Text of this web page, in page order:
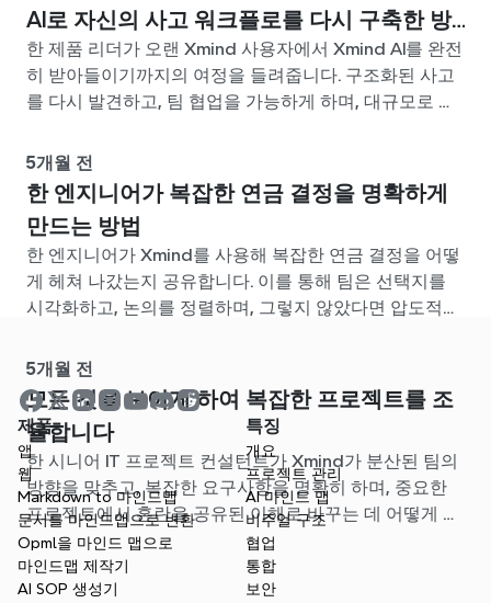
AI로 자신의 사고 워크플로를 다시 구축한 방
법
한 제품 리더가 오랜 Xmind 사용자에서 Xmind AI를 완전
히 받아들이기까지의 여정을 들려줍니다. 구조화된 사고
를 다시 발견하고, 팀 협업을 가능하게 하며, 대규모로 아
과정입니다.
5개월 전
한 엔지니어가 복잡한 연금 결정을 명확하게
만드는 방법
한 엔지니어가 Xmind를 사용해 복잡한 연금 결정을 어떻
게 헤쳐 나갔는지 공유합니다. 이를 통해 팀은 선택지를
시각화하고, 논의를 정렬하며, 그렇지 않았다면 압도적이
5개월 전
모든 것을 보이게 하여 복잡한 프로젝트를 조
율합니다
한 시니어 IT 프로젝트 컨설턴트가 Xmind가 분산된 팀의
방향을 맞추고, 복잡한 요구사항을 명확히 하며, 중요한
프로젝트에서 혼란을 공유된 이해로 바꾸는 데 어떻게 도
움이 되었는지 이야기합니다.
제품
앱
웹
Markdown to 마인드맵
문서를 마인드맵으로 변환
Opml을 마인드 맵으로
마인드맵 제작기
AI SOP 생성기
특징
개요
프로젝트 관리
AI 마인드 맵
비주얼 구조
협업
통합
보안